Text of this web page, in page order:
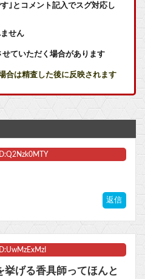
暴れしすぎちゃうか？
BPOで問題視されるwww他
」、ユーザースコア6.5...
、How tall are you?🍰💭
【ラブライブ！】瑠璃乃とみおんのメスガキ対決【蓮ノ空】他
｣とコメント記入でスグ対応し
せん
ていただく場合があります
合は精査した後に反映されます
返信
挙げる香具師ってほんと